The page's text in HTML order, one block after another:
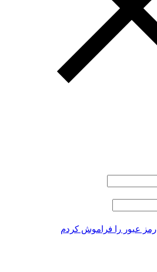
رمز عبور را فراموش کردم